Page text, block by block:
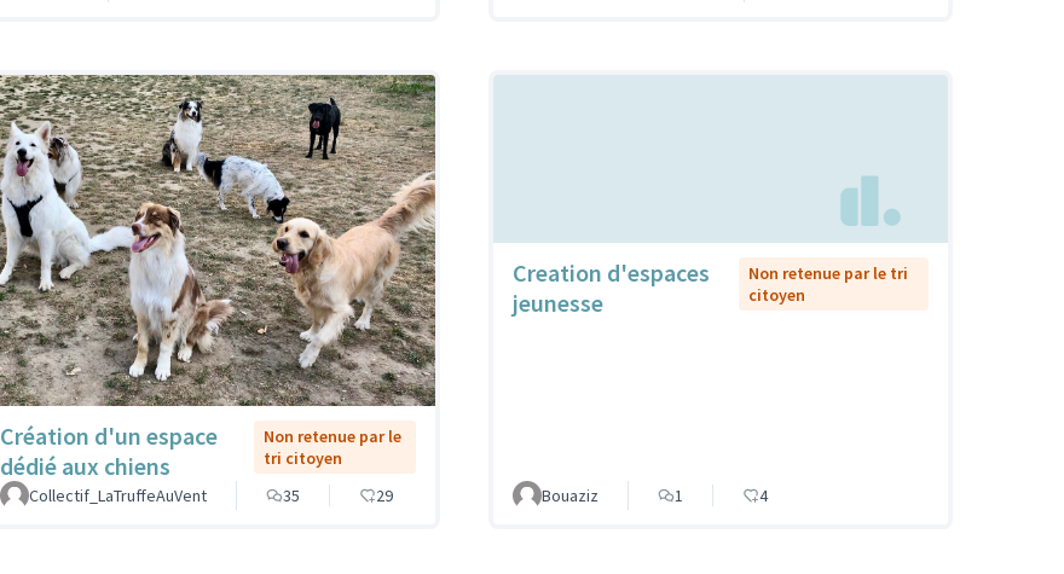
Création d'un espace
dédié aux chiens
Non retenue par le
tri citoyen
Collectif_LaTruffeAuVent
35 29
Creation d'espaces
jeunesse
Non retenue par le tri
citoyen
Bouaziz 1 4